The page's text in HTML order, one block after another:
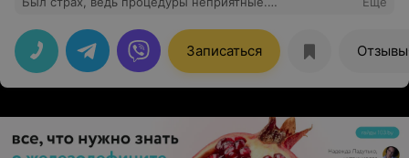
процедурой была беседа, учли особенности организма
и пожелания! Выражаю огромную благодарность всей
команде, и отдельно врачу-эндоскописту Короеду В.В.
Все прошло очень хорошо, ничего не чувствовала.
Быстро погрузили в сон, также быстро вывели из него
Записаться Отзывы